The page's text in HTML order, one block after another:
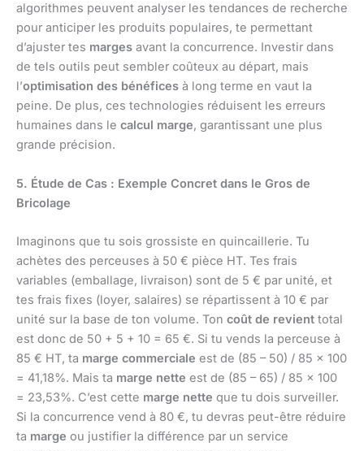
algorithmes peuvent analyser les tendances de recherche
pour anticiper les produits populaires, te permettant
d’ajuster tes marges avant la concurrence. Investir dans
de tels outils peut sembler coûteux au départ, mais
l’optimisation des bénéfices à long terme en vaut la
peine. De plus, ces technologies réduisent les erreurs
humaines dans le calcul marge, garantissant une plus
grande précision.
5. Étude de Cas : Exemple Concret dans le Gros de
Bricolage
Imaginons que tu sois grossiste en quincaillerie. Tu
achètes des perceuses à 50 € pièce HT. Tes frais
variables (emballage, livraison) sont de 5 € par unité, et
tes frais fixes (loyer, salaires) se répartissent à 10 € par
unité sur la base de ton volume. Ton coût de revient total
est donc de 50 + 5 + 10 = 65 €. Si tu vends la perceuse à
85 € HT, ta marge commerciale est de (85 – 50) / 85 x 100
= 41,18%. Mais ta marge nette est de (85 – 65) / 85 x 100
= 23,53%. C’est cette marge nette que tu dois surveiller.
Si la concurrence vend à 80 €, tu devras peut-être réduire
ta marge ou justifier la différence par un service